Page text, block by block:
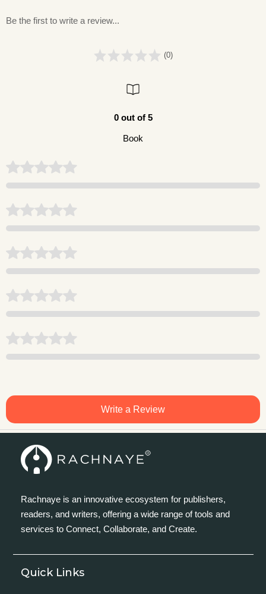
Be the first to write a review...
(0)
0 out of 5
Book
Write a Review
Rachnaye is an innovative ecosystem for publishers,
readers, and writers, offering a wide range of tools and
services to Connect, Collaborate, and Create.
Quick Links